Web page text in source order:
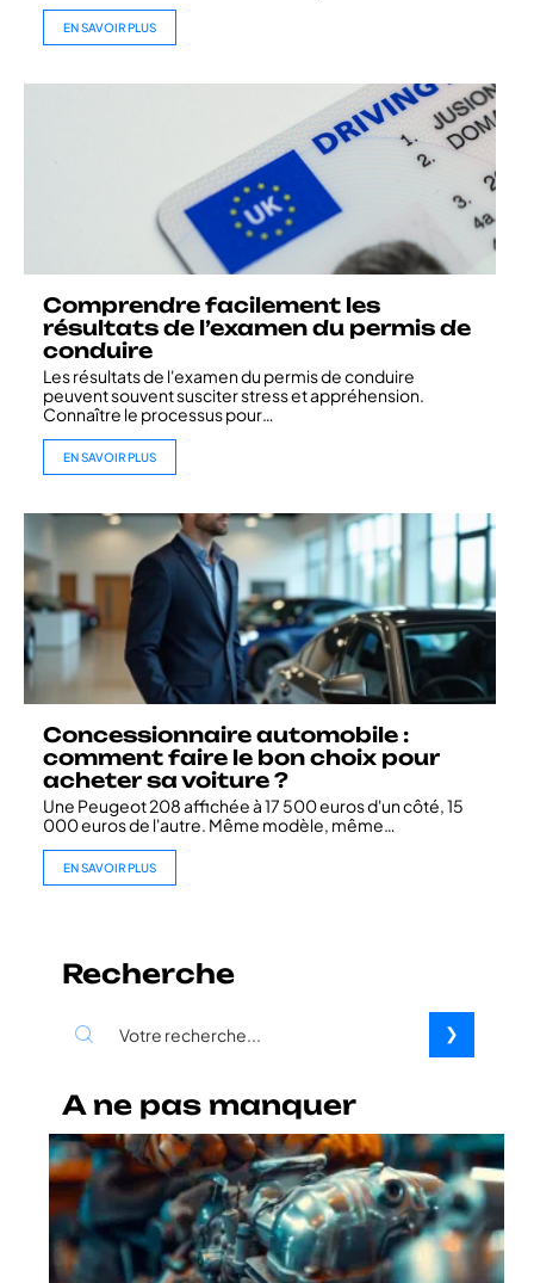
EN SAVOIR PLUS
Comprendre facilement les
résultats de l’examen du permis de
conduire
Les résultats de l'examen du permis de conduire
peuvent souvent susciter stress et appréhension.
Connaître le processus pour
EN SAVOIR PLUS
Concessionnaire automobile :
comment faire le bon choix pour
acheter sa voiture ?
Une Peugeot 208 affichée à 17 500 euros d'un côté, 15
000 euros de l'autre. Même modèle, même
EN SAVOIR PLUS
Recherche
A ne pas manquer